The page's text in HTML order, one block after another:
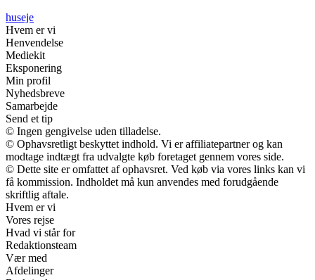
huseje
Hvem er vi
Henvendelse
Mediekit
Eksponering
Min profil
Nyhedsbreve
Samarbejde
Send et tip
© Ingen gengivelse uden tilladelse.
© Ophavsretligt beskyttet indhold. Vi er affiliatepartner og kan
modtage indtægt fra udvalgte køb foretaget gennem vores side.
© Dette site er omfattet af ophavsret. Ved køb via vores links kan vi
få kommission. Indholdet må kun anvendes med forudgående
skriftlig aftale.
Hvem er vi
Vores rejse
Hvad vi står for
Redaktionsteam
Vær med
Afdelinger